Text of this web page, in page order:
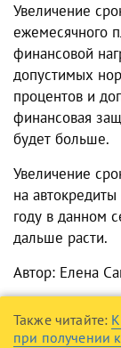
Увеличение
ежемесячного
финансовой
допустимых
процентов и
финансовая
будет больше.
Увеличение
на
году в данном
дальше расти.
Автор: Елена
Также читайте:
при получении